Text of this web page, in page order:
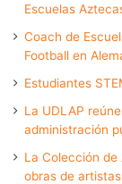
Escuelas
Coach de
Football en
Estudiantes
La UDLAP
administración
La Colección
obras de